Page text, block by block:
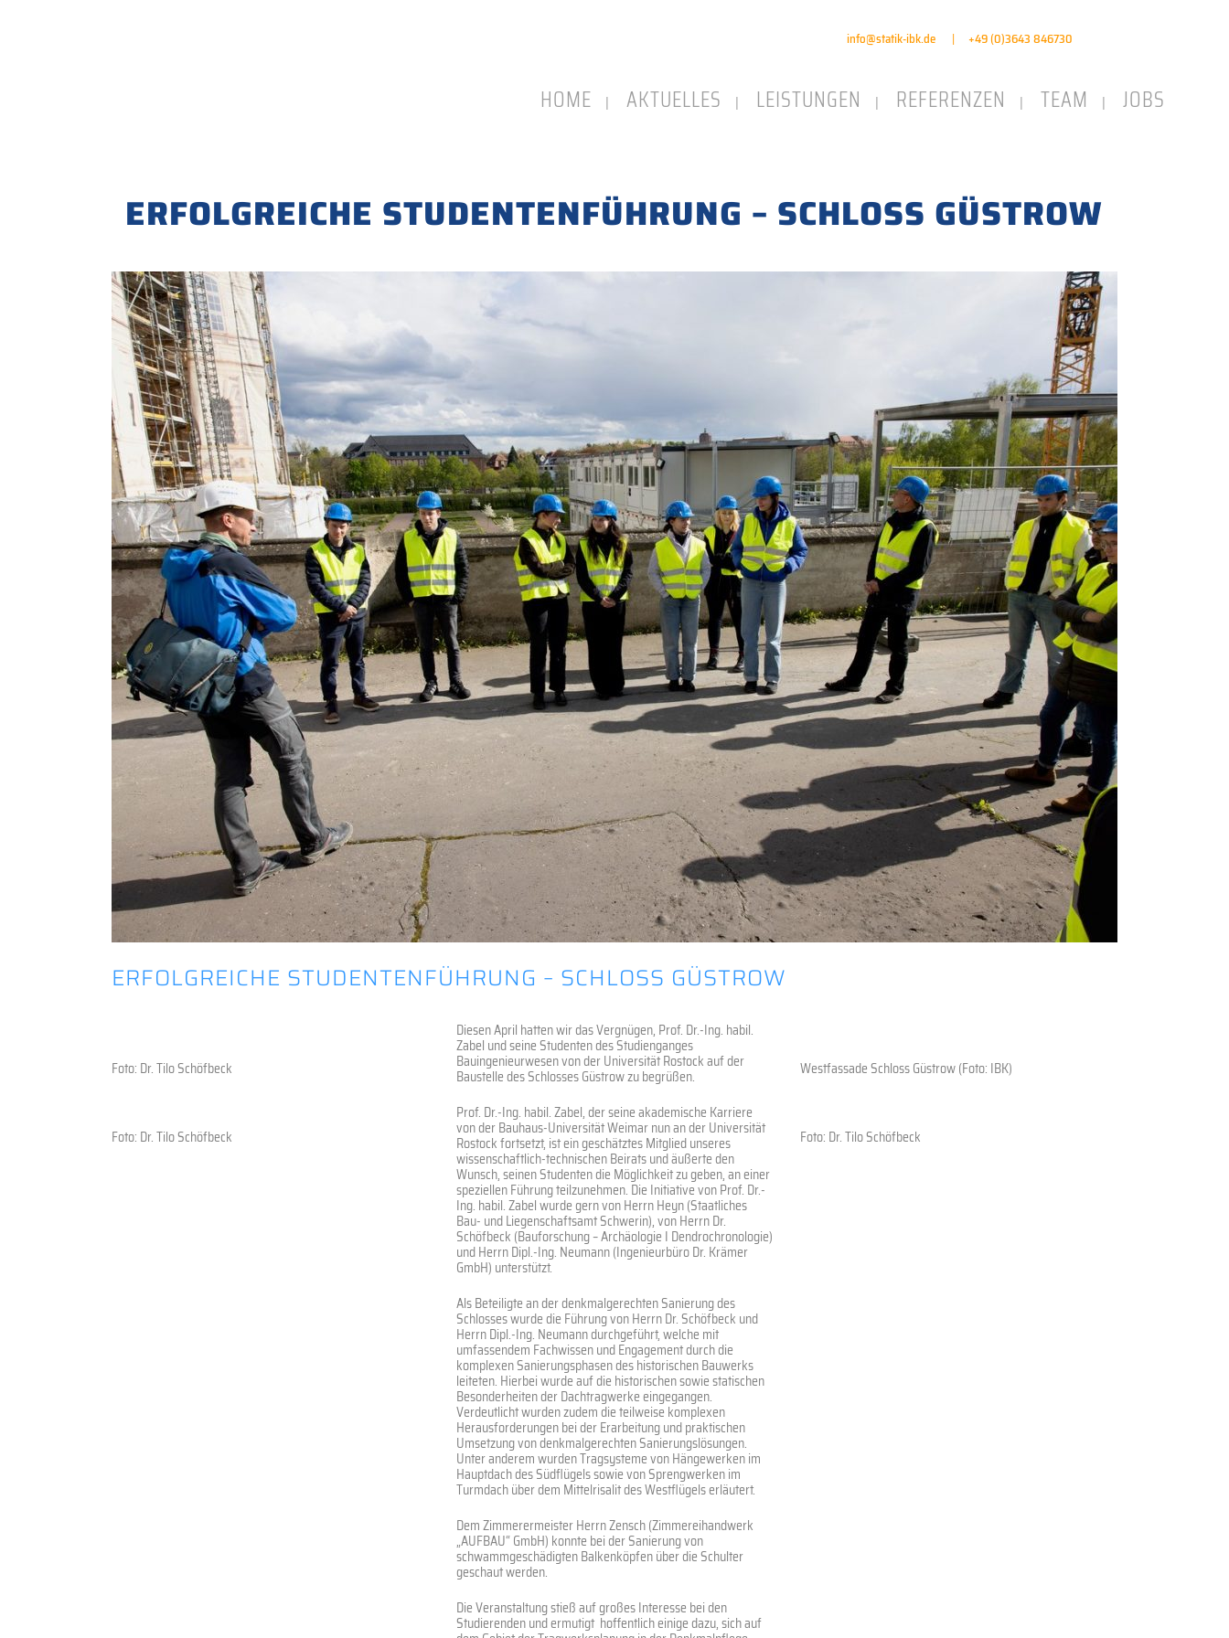
info@statik-ibk.de |+49 (0)3643 846730
HOME AKTUELLES LEISTUNGEN REFERENZEN TEAM JOBS
ERFOLGREICHE STUDENTENFÜHRUNG – SCHLOSS GÜSTROW
ERFOLGREICHE STUDENTENFÜHRUNG – SCHLOSS GÜSTROW
Foto: Dr. Tilo Schöfbeck
Foto: Dr. Tilo Schöfbeck
Diesen April hatten wir das Vergnügen, Prof. Dr.-Ing. habil.
Zabel und seine Studenten des Studienganges
Bauingenieurwesen von der Universität Rostock auf der
Baustelle des Schlosses Güstrow zu begrüßen.
Prof. Dr.-Ing. habil. Zabel, der seine akademische Karriere
von der Bauhaus-Universität Weimar nun an der Universität
Rostock fortsetzt, ist ein geschätztes Mitglied unseres
wissenschaftlich-technischen Beirats und äußerte den
Wunsch, seinen Studenten die Möglichkeit zu geben, an einer
speziellen Führung teilzunehmen. Die Initiative von Prof. Dr.-
Ing. habil. Zabel wurde gern von Herrn Heyn (Staatliches
Bau- und Liegenschaftsamt Schwerin), von Herrn Dr.
Schöfbeck (Bauforschung – Archäologie I Dendrochronologie)
und Herrn Dipl.-Ing. Neumann (Ingenieurbüro Dr. Krämer
GmbH) unterstützt.
Als Beteiligte an der denkmalgerechten Sanierung des
Schlosses wurde die Führung von Herrn Dr. Schöfbeck und
Herrn Dipl.-Ing. Neumann durchgeführt, welche mit
umfassendem Fachwissen und Engagement durch die
komplexen Sanierungsphasen des historischen Bauwerks
leiteten. Hierbei wurde auf die historischen sowie statischen
Besonderheiten der Dachtragwerke eingegangen.
Verdeutlicht wurden zudem die teilweise komplexen
Herausforderungen bei der Erarbeitung und praktischen
Umsetzung von denkmalgerechten Sanierungslösungen.
Unter anderem wurden Tragsysteme von Hängewerken im
Hauptdach des Südflügels sowie von Sprengwerken im
Turmdach über dem Mittelrisalit des Westflügels erläutert.
Dem Zimmerermeister Herrn Zensch (Zimmereihandwerk
„AUFBAU“ GmbH) konnte bei der Sanierung von
schwammgeschädigten Balkenköpfen über die Schulter
geschaut werden.
Die Veranstaltung stieß auf großes Interesse bei den
Studierenden und ermutigt hoffentlich einige dazu, sich auf
Westfassade Schloss Güstrow (Foto: IBK)
Foto: Dr. Tilo Schöfbeck